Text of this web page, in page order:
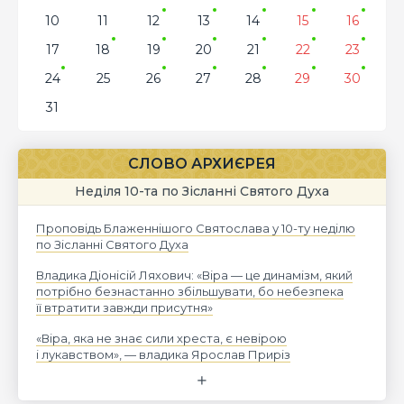
10 11 12 13 14 15
16
17
18 19 20 21 22
23
24
25 26 27 28 29
30
31
СЛОВО АРХИЄРЕЯ
Неділя 10-та по Зісланні Святого Духа
Проповідь Блаженнішого Святослава у 10-ту неділю
по Зісланні Святого Духа
Владика Діонісій Ляхович: «Віра — це динамізм, який
потрібно безнастанно збільшувати, бо небезпека
її втратити завжди присутня»
«Віра, яка не знає сили хреста, є невірою
і лукавством», — владика Ярослав Приріз